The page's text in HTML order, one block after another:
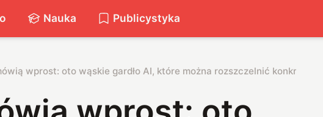
Nauka Publicystyka
wprost: oto wąskie gardło AI, które można rozszczelnić konkretnym